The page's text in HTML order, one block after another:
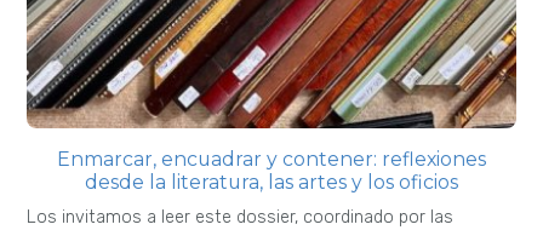
Enmarcar, encuadrar y contener: reflexiones
desde la literatura, las artes y los oficios
Los invitamos a leer este dossier, coordinado por las